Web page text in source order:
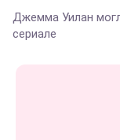
Джемма Уилан
сериале